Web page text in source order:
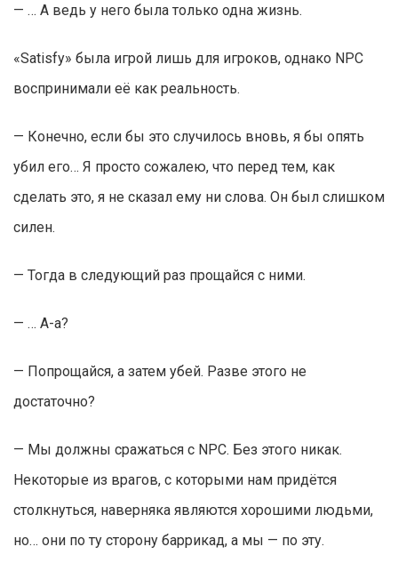
— … А ведь у него была только одна жизнь.
«Satisfy» была игрой лишь для игроков, однако NPC
воспринимали её как реальность.
— Конечно, если бы это случилось вновь, я бы опять
убил его… Я просто сожалею, что перед тем, как
сделать это, я не сказал ему ни слова. Он был слишком
силен.
— Тогда в следующий раз прощайся с ними.
— … А-а?
— Попрощайся, а затем убей. Разве этого не
достаточно?
— Мы должны сражаться с NPC. Без этого никак.
Некоторые из врагов, с которыми нам придётся
столкнуться, наверняка являются хорошими людьми,
но… они по ту сторону баррикад, а мы — по эту.